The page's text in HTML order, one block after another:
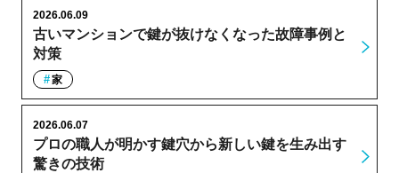
古いマンションで鍵が抜けなくなった故障事例と
対策
2026.06.09
家
プロの職人が明かす鍵穴から新しい鍵を生み出す
驚きの技術
2026.06.07